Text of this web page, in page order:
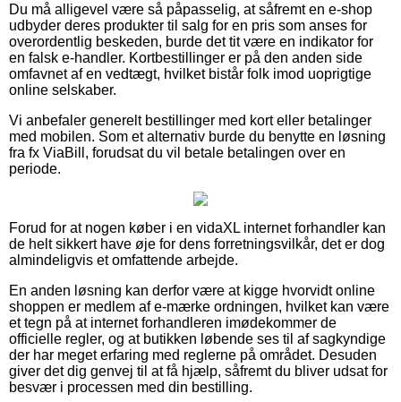
Du må alligevel være så påpasselig, at såfremt en e-shop
udbyder deres produkter til salg for en pris som anses for
overordentlig beskeden, burde det tit være en indikator for
en falsk e-handler. Kortbestillinger er på den anden side
omfavnet af en vedtægt, hvilket bistår folk imod uoprigtige
online selskaber.
Vi anbefaler generelt bestillinger med kort eller betalinger
med mobilen. Som et alternativ burde du benytte en løsning
fra fx ViaBill, forudsat du vil betale betalingen over en
periode.
Forud for at nogen køber i en vidaXL internet forhandler kan
de helt sikkert have øje for dens forretningsvilkår, det er dog
almindeligvis et omfattende arbejde.
En anden løsning kan derfor være at kigge hvorvidt online
shoppen er medlem af e-mærke ordningen, hvilket kan være
et tegn på at internet forhandleren imødekommer de
officielle regler, og at butikken løbende ses til af sagkyndige
der har meget erfaring med reglerne på området. Desuden
giver det dig genvej til at få hjælp, såfremt du bliver udsat for
besvær i processen med din bestilling.